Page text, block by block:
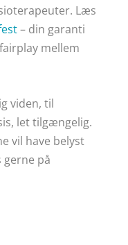
Læs
– din garanti
mellem
viden, til
let tilgængelig.
vil have belyst
gerne på